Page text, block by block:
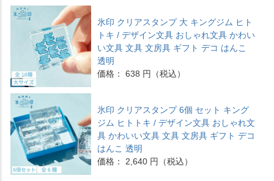
氷印 クリアスタンプ 大 キングジム ヒト
トキ / デザイン文具 おしゃれ文具 かわい
い文具 文具 文房具 ギフト デコ はんこ
透明
価格： 638 円（税込）
氷印 クリアスタンプ 6個 セット キング
ジム ヒトトキ / デザイン文具 おしゃれ文
具 かわいい文具 文具 文房具 ギフト デコ
はんこ 透明
価格： 2,640 円（税込）